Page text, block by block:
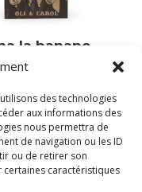
des technologies
aux informations des
nous permettra de
de navigation ou les ID
ou de retirer son
caractéristiques
la banane
20,50